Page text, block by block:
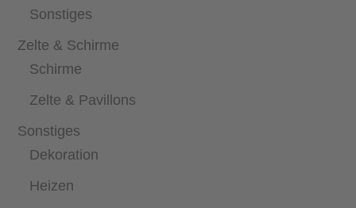
Sonstiges
Zelte & Schirme
Schirme
Zelte & Pavillons
Sonstiges
Dekoration
Heizen